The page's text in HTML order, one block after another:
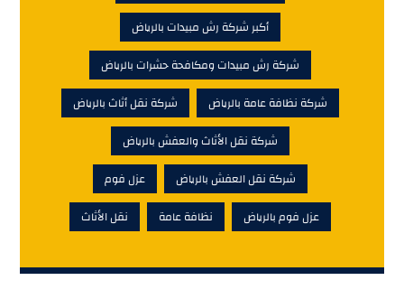
أكبر شركة رش مبيدات بالرياض
شركة رش مبيدات ومكافحة حشرات بالرياض
شركة نظافة عامة بالرياض
شركة نقل أثاث بالرياض
شركة نقل الأثاث والعفش بالرياض
شركة نقل العفش بالرياض
عزل فوم
عزل فوم بالرياض
نظافة عامة نقل الأثاث